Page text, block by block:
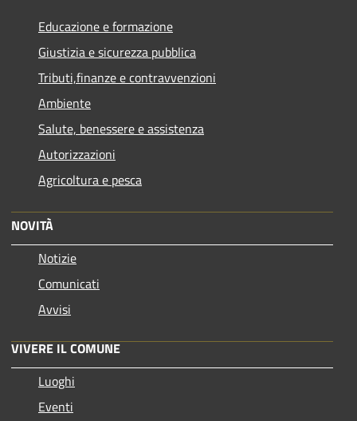
Educazione e formazione
Giustizia e sicurezza pubblica
Tributi,finanze e contravvenzioni
Ambiente
Salute, benessere e assistenza
Autorizzazioni
Agricoltura e pesca
NOVITÀ
Notizie
Comunicati
Avvisi
VIVERE IL COMUNE
Luoghi
Eventi